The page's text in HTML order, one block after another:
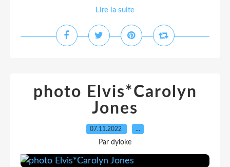
Lire la suite
photo Elvis*Carolyn
Jones
07.11.2022 …
Par dyloke